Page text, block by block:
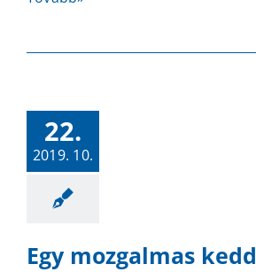
22.
2019. 10.
Egy mozgalmas kedd